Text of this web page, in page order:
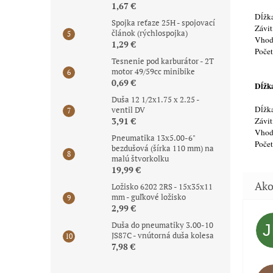
1,67 €
Spojka reťaze 25H - spojovací
článok (rýchlospojka)
1,29 €
Tesnenie pod karburátor - 2T
motor 49/59cc minibike
0,69 €
Duša 12 1/2x1.75 x 2.25 -
ventil DV
3,91 €
Pneumatika 13x5.00-6"
bezdušová (šírka 110 mm) na
malú štvorkolku
19,99 €
Ložisko 6202 2RS - 15x35x11
mm - guľkové ložisko
2,99 €
Duša do pneumatiky 3.00-10
JS87C - vnútorná duša kolesa
7,98 €